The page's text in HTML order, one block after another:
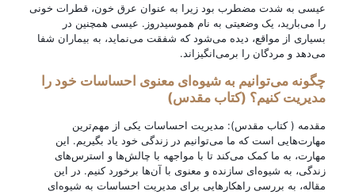
عیسی به شدت مضطرب بود زیرا به عنوان عرق خون، قطرات خونی
را می‌بارید، یک وضعیتی به نام هموسیدروز. عیسی همچنین در
بسیاری از مواقع، دیده می‌شود که شفقت می‌نماید، به بیماران شفا
می‌دهد و مردگان را برمی‌انگیزاند.
چگونه می‌توانیم به شیوه‌ای معنوی احساسات خود را
مدیریت کنیم؟ (کتاب مقدس)
مقدمه ( کتاب مقدس): مدیریت احساسات یکی از مهم‌ترین
مهارت‌هایی است که ما می‌توانیم در زندگی خود یاد بگیریم. این
مهارت، به ما کمک می‌کند تا با مواجهه با چالش‌ها و استرس‌های
زندگی، به شیوه‌ای سازنده و معنوی با آن‌ها برخورد کنیم. در این
مقاله، به بررسی راهکارهایی برای مدیریت احساسات به شیوه‌ای